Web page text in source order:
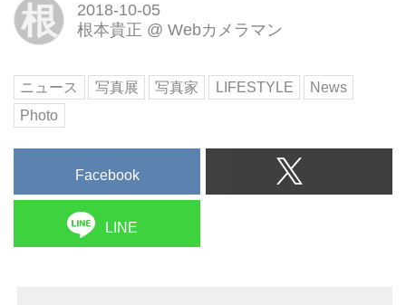
根
2018-10-05
根本貴正 @ Webカメラマン
ニュース 写真展 写真家 LIFESTYLE
News
Photo
Facebook
LINE